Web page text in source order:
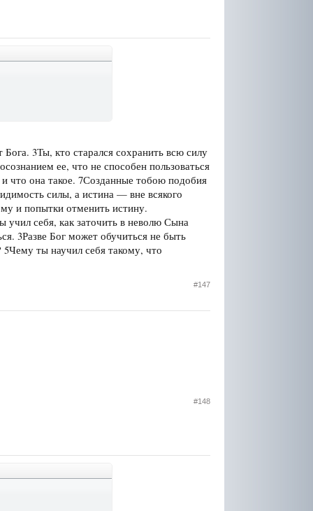
3Ты, кто старался сохранить всю силу
ее, что не способен пользоваться
что она такое. 7Созданные тобою подобия
силы, а истина — вне всякого
и попытки отменить истину.
учил себя, как заточить в неволю Сына
3Разве Бог может обучиться не быть
ты научил себя такому, что
#147
#148